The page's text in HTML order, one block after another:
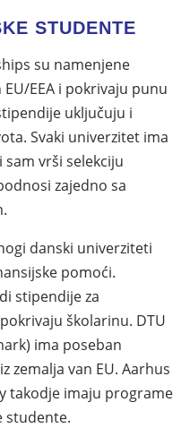
STUDENTE
su namenjene
EEA i pokrivaju punu
uključuju i
Svaki univerzitet ima
vrši selekciju
zajedno sa
danski univerziteti
pomoći.
stipendije za
školarinu. DTU
ima poseban
zemalja van EU. Aarhus
takodje imaju programe
studente.